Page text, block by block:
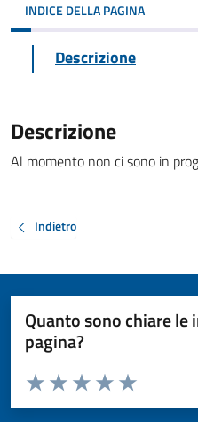
INDICE DELLA PAGINA
Descrizione
Descrizione
Al momento non ci sono in
Indietro
Quanto sono chiare
pagina?
Valuta da 1 a 5 stelle la pagina
Valuta 5
Valuta 4 stelle
Valuta 3 stelle su 5
Valuta 2 stelle su 5
Valuta 1 stelle su 5